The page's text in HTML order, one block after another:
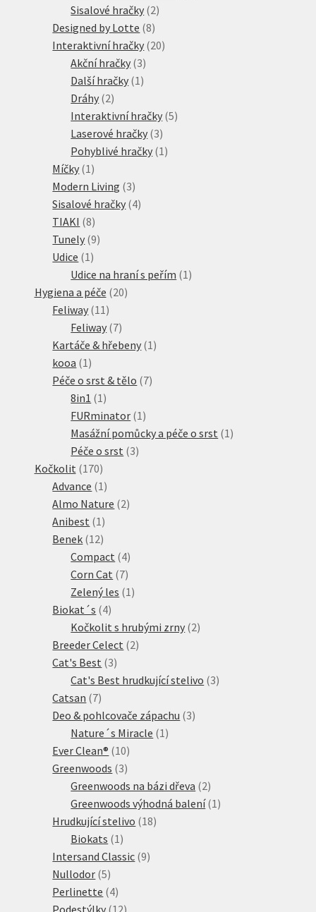
Sisalové hračky 22
Designed by Lotte 88
produktů
Interaktivní hračky 2020
Akční hračky 33
produkty
Další hračky 1 1
Dráhy 22
produkty
Interaktivní hračky 55
Laserové hračky 33
produkty
Pohyblivé hračky 1 1
Míčky 1 1
produkt
Modern Living 33
produkty
Sisalové hračky 44
TIAKI 88
produktů
Tunely 99
Udice 1 1
produkt
Udice na hraní s peřím 1 1
Hygiena a péče 2020
Feliway 11 11
produktů
Feliway 77
produktů
Kartáče & hřebeny 1 1
kooa 1 1
produkt
Péče o srst & tělo 77
8in1 1 1
produkt
FURminator 1 1
produkt
Masážní pomůcky a péče o srst 1 1
Péče o srst 33
Kočkolit 170170
produktů
Advance 1 1
produkt
Almo Nature 22
Anibest 1 1
produkt
Benek 1212
produktů
Compact 44
produkty
Corn Cat 77
produktů
Zelený les 1 1
Biokat´s 44
produkty
Kočkolit s hrubými zrny 22
Breeder Celect 22
Cat's Best 33
produkty
Cat's Best hrudkující stelivo 33
Catsan 77
produktů
Deo & pohlcovače zápachu 33
Nature´s Miracle 1 1
Ever Clean® 1010
produktů
Greenwoods 33
produkty
Greenwoods na bázi dřeva 22
produkty
Greenwoods výhodná balení 1 1
Hrudkující stelivo 1818
Biokats 1 1
produkt
Intersand Classic 99
Nullodor 55
produktů
Perlinette 44
produkty
Podestýlky 1212